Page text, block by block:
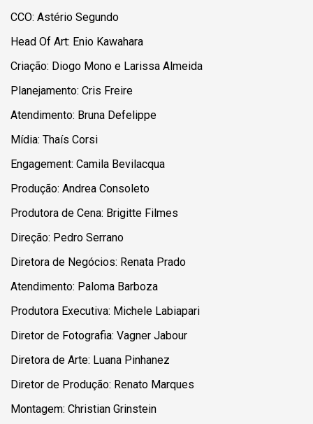
CCO: Astério Segundo
Head Of Art: Enio Kawahara
Criação: Diogo Mono e Larissa Almeida
Planejamento: Cris Freire
Atendimento: Bruna Defelippe
Mídia: Thaís Corsi
Engagement: Camila Bevilacqua
Produção: Andrea Consoleto
Produtora de Cena: Brigitte Filmes
Direção: Pedro Serrano
Diretora de Negócios: Renata Prado
Atendimento: Paloma Barboza
Produtora Executiva: Michele Labiapari
Diretor de Fotografia: Vagner Jabour
Diretora de Arte: Luana Pinhanez
Diretor de Produção: Renato Marques
Montagem: Christian Grinstein